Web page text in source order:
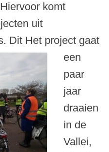
komt
uit
Dit Het project gaat
een
paar
jaar
draaien
in de
Vallei,